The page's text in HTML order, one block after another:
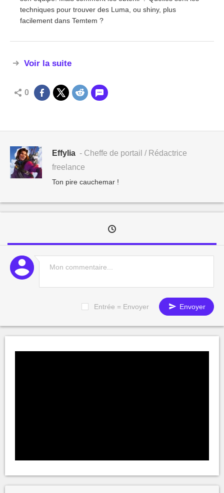
techniques pour trouver des Luma, ou shiny, plus
facilement dans Temtem ?
Voir la suite
0
Effylia - Cheffe de portail / Rédactrice
freelance
Ton pire cauchemar !
Entrée = Envoyer Envoyer